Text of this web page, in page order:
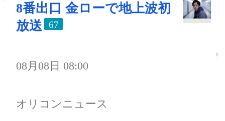
8番出口 金ローで地上波初
放送
67
08月08日 08:00
オリコンニュース